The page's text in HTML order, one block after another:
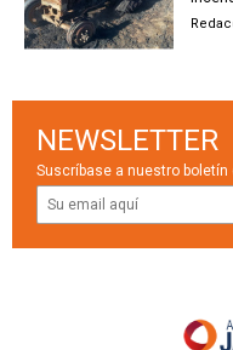
NEWSLETTER
Suscríbase a nuestro boletín